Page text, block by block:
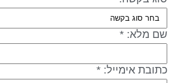
מלא: *
אימייל: *